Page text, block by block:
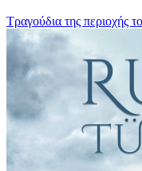
Τραγούδια της περιοχής